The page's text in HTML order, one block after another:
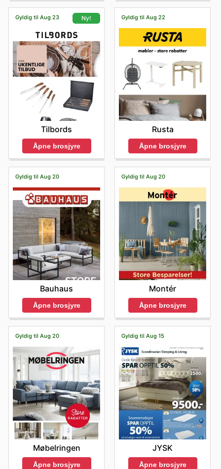
Gyldig til Aug 23 Ny!
Tilbords
Åpne brosjyre
Gyldig til Aug 22
Rusta
Åpne brosjyre
Gyldig til Aug 20
Bauhaus
Åpne brosjyre
Gyldig til Aug 20
Montér
Åpne brosjyre
Gyldig til Aug 20
Møbelringen
Åpne brosjyre
Gyldig til Aug 15
JYSK
Åpne brosjyre